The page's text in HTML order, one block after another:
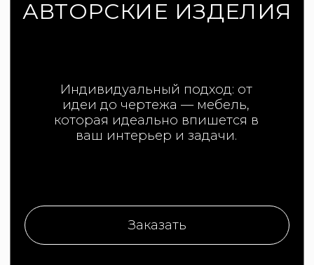
"Мы делаем не
WAW MEBEL существует, чтобы
создавать не просто мебель, а
Наша миссия